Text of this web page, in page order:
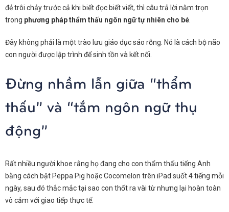
đẻ trôi chảy trước cả khi biết đọc biết viết, thì câu trả lời nằm trọn
trong phương pháp thẩm thấu ngôn ngữ tự nhiên cho bé
Đây không phải là một trào lưu giáo dục sáo rỗng. Nó là cách bộ não
con người được lập trình để sinh tồn và kết nối.
Đừng nhầm lẫn giữa “thẩm
thấu” và “tắm ngôn ngữ thụ
động”
Rất nhiều người khoe rằng họ đang cho con thẩm thấu tiếng Anh
bằng cách bật Peppa Pig hoặc Cocomelon trên iPad suốt 4 tiếng mỗi
ngày, sau đó thắc mắc tại sao con thốt ra vài từ nhưng lại hoàn toàn
vô cảm với giao tiếp thực tế.